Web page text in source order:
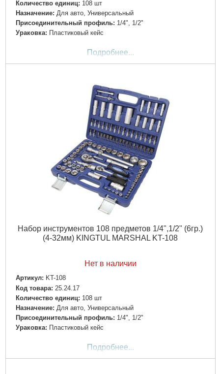
Количество единиц: 108 шт
Назначение: Для авто, Универсальный
Пpиcoeдинитeльный пpoфиль: 1/4", 1/2"
Ураковка: Пластиковый кейс
Подробнее...
Набор инструментов 108 предметов 1/4",1/2" (6гр.)
(4-32мм) KINGTUL MARSHAL KT-108
Нет в наличии
Артикул: KT-108
Код товара: 25.24.17
Количество единиц: 108 шт
Назначение: Для авто, Универсальный
Пpиcoeдинитeльный пpoфиль: 1/4", 1/2"
Ураковка: Пластиковый кейс
Подробнее...